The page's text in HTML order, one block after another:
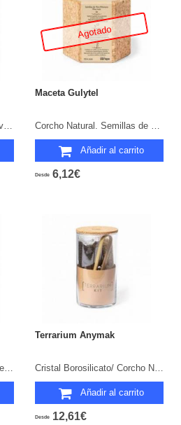
Agotado
Maceta Gulytel
Añadir al carrito
Desde 6,12€
Terrarium Anymak
Añadir al carrito
Desde 12,61€